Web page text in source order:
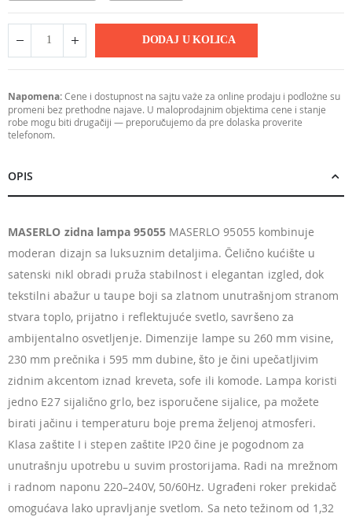
DODAJ U KOLICA
Napomena:Cene i dostupnost na sajtu važe za online prodaju i podložne su
promeni bez prethodne najave. U maloprodajnim objektima cene i stanje
robe mogu biti drugačiji — preporučujemo da pre dolaska proverite
telefonom.
OPIS
MASERLO zidna lampa 95055MASERLO 95055 kombinuje
moderan dizajn sa luksuznim detaljima. Čelično kućište u
satenski nikl obradi pruža stabilnost i elegantan izgled, dok
tekstilni abažur u taupe boji sa zlatnom unutrašnjom stranom
stvara toplo, prijatno i reflektujuće svetlo, savršeno za
ambijentalno osvetljenje. Dimenzije lampe su 260 mm visine,
230 mm prečnika i 595 mm dubine, što je čini upečatljivim
zidnim akcentom iznad kreveta, sofe ili komode. Lampa koristi
jedno E27 sijalično grlo, bez isporučene sijalice, pa možete
birati jačinu i temperaturu boje prema željenoj atmosferi.
Klasa zaštite I i stepen zaštite IP20 čine je pogodnom za
unutrašnju upotrebu u suvim prostorijama. Radi na mrežnom
i radnom naponu 220–240V, 50/60Hz. Ugrađeni roker prekidač
omogućava lako upravljanje svetlom. Sa neto težinom od 1,32